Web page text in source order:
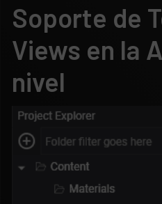
Soporte de
Views en la
nivel